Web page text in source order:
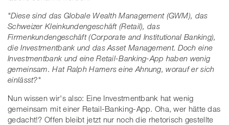
"Diese sind das Globale Wealth Management (GWM), das
Schweizer Kleinkundengeschäft (Retail), das
Firmenkundengeschäft (Corporate and Institutional Banking),
die Investmentbank und das Asset Management. Doch eine
Investmentbank und eine Retail-Banking-App haben wenig
gemeinsam. Hat Ralph Hamers eine Ahnung, worauf er sich
einlässt?"
Nun wissen wir's also: Eine Investmentbank hat wenig
gemeinsam mit einer Retail-Banking-App. Oha, wer hätte das
gedacht!? Offen bleibt jetzt nur noch die rhetorisch gestellte